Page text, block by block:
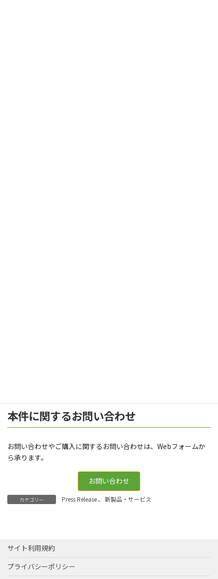
本件に関するお問い合わせ
お問い合わせやご購入に関するお問い合わせは、Webフォームか
ら承ります。
お問い合わせ
カテゴリー Press Release、 新製品・サービス
サイト利用規約
プライバシーポリシー